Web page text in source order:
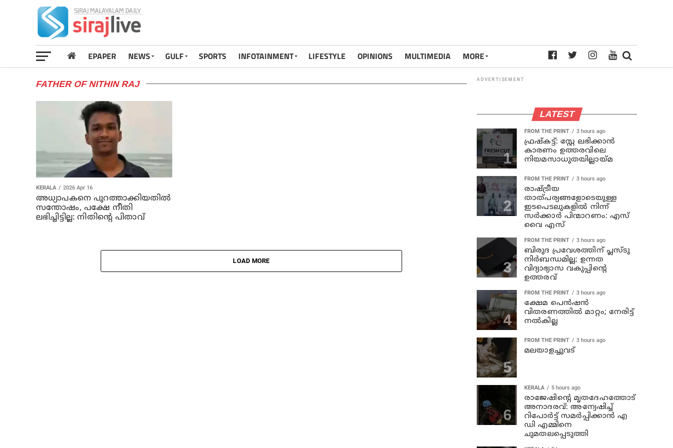
EPAPER NEWS GULF SPORTS INFOTAINMENT LIFESTYLE OPINIONS MULTIMEDIA MORE
FATHER OF NITHIN RAJ
KERALA 2026 Apr 16
അധ്യാപകനെ പുറത്താക്കിയതില്‍
സന്തോഷം, പക്ഷേ നീതി
ലഭിച്ചിട്ടില്ല: നിതിന്റെ പിതാവ്
LOAD MORE
ADVERTISEMENT
LATEST
FROM THE PRINT 3 hours ago
ഫ്രഷ്‌കട്ട്: സ്റ്റേ ലഭിക്കാന്‍
കാരണം ഉത്തരവിലെ
നിയമസാധുതയില്ലായ്മ
FROM THE PRINT 3 hours ago
രാഷ്ട്രീയ
താത്പര്യങ്ങളോടെയുള്ള
ഇടപെടലുകളില്‍ നിന്ന്
സര്‍ക്കാര്‍ പിന്മാറണം: എസ്
വൈ എസ്
FROM THE PRINT 3 hours ago
ബിരുദ പ്രവേശത്തിന് പ്ലസ്ടു
നിര്‍ബന്ധമില്ല; ഉന്നത
വിദ്യാഭ്യാസ വകുപ്പിന്റെ
ഉത്തരവ്
FROM THE PRINT 3 hours ago
ക്ഷേമ പെന്‍ഷന്‍
വിതരണത്തില്‍ മാറ്റം; നേരിട്ട്
നല്‍കില്ല
FROM THE PRINT 3 hours ago
മലയാളച്ചുവട്
KERALA 5 hours ago
രാജേഷിന്റെ മൃതദേഹത്തോട്
അനാദരവ്: അന്വേഷിച്ച്
റിപോര്‍ട്ട് സമര്‍പ്പിക്കാന്‍ എ
ഡി എമ്മിനെ
ചുമതലപ്പെടുത്തി